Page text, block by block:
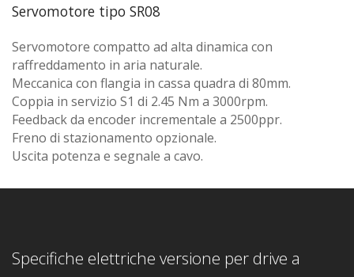
Servomotore tipo SR08
Servomotore compatto ad alta dinamica con
raffreddamento in aria naturale.
Meccanica con flangia in cassa quadra di 80mm.
Coppia in servizio S1 di 2.45 Nm a 3000rpm.
Feedback da encoder incrementale a 2500ppr.
Freno di stazionamento opzionale.
Uscita potenza e segnale a cavo.
Specifiche elettriche versione per drive a